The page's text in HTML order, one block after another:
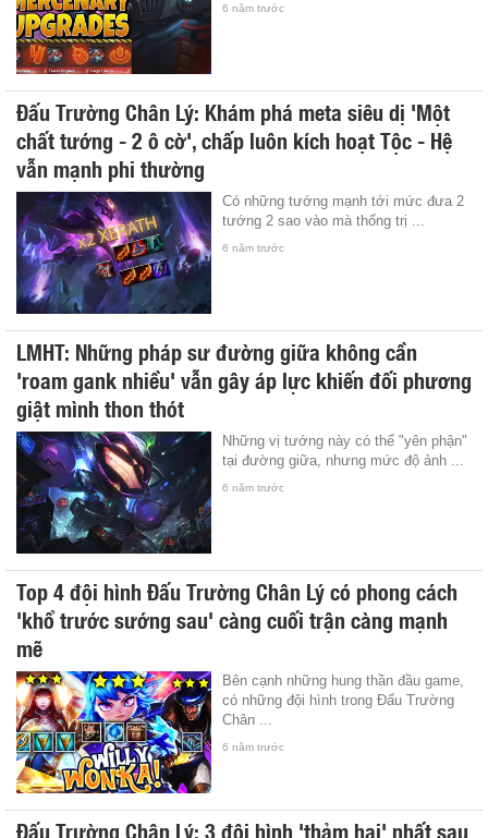
6 năm trước
Đấu Trường Chân Lý: Khám phá meta siêu dị 'Một
chất tướng - 2 ô cờ', chấp luôn kích hoạt Tộc - Hệ
vẫn mạnh phi thường
Có những tướng mạnh tới mức đưa 2
tướng 2 sao vào mà thống trị ...
6 năm trước
LMHT: Những pháp sư đường giữa không cần
'roam gank nhiều' vẫn gây áp lực khiến đối phương
giật mình thon thót
Những vị tướng này có thể "yên phận"
tại đường giữa, nhưng mức độ ảnh ...
6 năm trước
Top 4 đội hình Đấu Trường Chân Lý có phong cách
'khổ trước sướng sau' càng cuối trận càng mạnh
mẽ
Bên cạnh những hung thần đầu game,
có những đội hình trong Đấu Trường
Chân ...
6 năm trước
Đấu Trường Chân Lý: 3 đội hình 'thảm hại' nhất sau